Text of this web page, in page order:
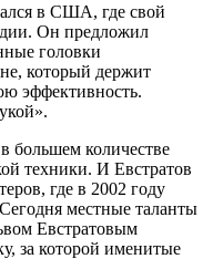
в США, где свой
Он предложил
головки
который держит
эффективность.
большем количестве
техники. И Евстратов
где в 2002 году
местные таланты
Евстратовым
за которой именитые